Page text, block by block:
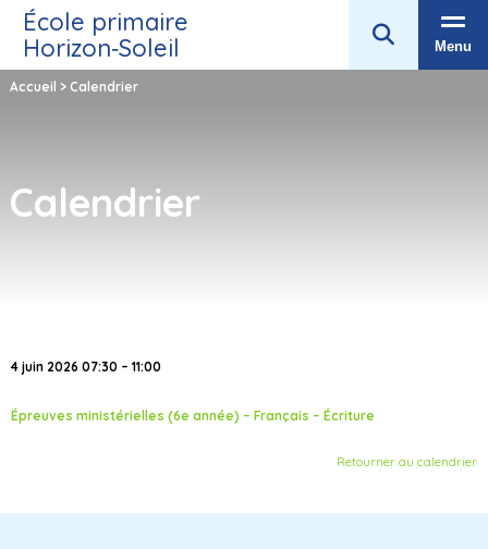
École primaire
Horizon‑Soleil
Menu
Accueil > Calendrier
Calendrier
4 juin 2026 07:30 – 11:00
Épreuves ministérielles (6e année) – Français – Écriture
Retourner au calendrier